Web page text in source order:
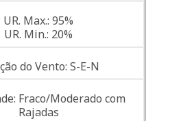
UR. Max.: 95%
UR. Min.: 20%
do Vento: S-E-N
Fraco/Moderado com
Rajadas